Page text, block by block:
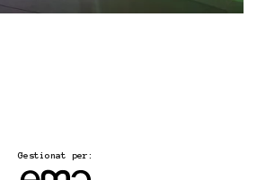
Gestionat per: